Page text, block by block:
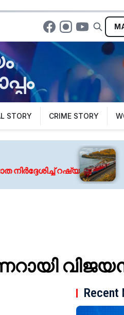
STORY CRIME STORY
August 9, 2026
അർജുൻ
Recent